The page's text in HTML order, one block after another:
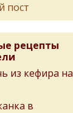
пост
рецепты
из кефира на
в